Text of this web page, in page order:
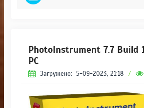
PhotoInstrument 7.7 Build
РС
Загружено: 5-09-2023, 21:18 /